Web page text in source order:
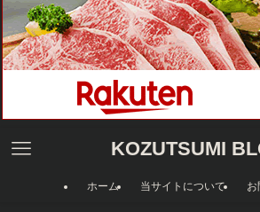
KOZUTSUMI
ホーム 当サイトについて お